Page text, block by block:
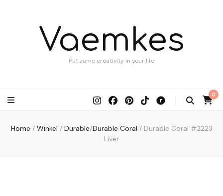
Vaemkes
Put some creativity in your life
0
Home / Winkel / Durable/Durable Coral / Durable Coral #2223
Liver